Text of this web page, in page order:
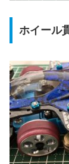
ホイール